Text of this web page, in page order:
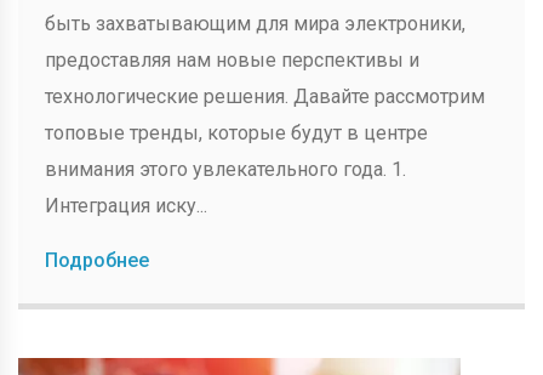
быть захватывающим для мира электроники,
предоставляя нам новые перспективы и
технологические решения. Давайте рассмотрим
топовые тренды, которые будут в центре
внимания этого увлекательного года. 1.
Интеграция иску...
Подробнее